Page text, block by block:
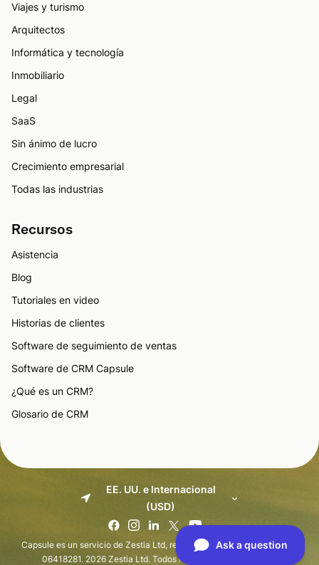
Viajes y turismo
Arquitectos
Informática y tecnología
Inmobiliario
Legal
SaaS
Sin ánimo de lucro
Crecimiento empresarial
Todas las industrias
Recursos
Asistencia
Blog
Tutoriales en video
Historias de clientes
Software de seguimiento de ventas
Software de CRM Capsule
¿Qué es un CRM?
Glosario de CRM
EE. UU. e Internacional
(USD)
Capsule es un servicio de Zestia Ltd, registrada en Inglaterra con el nº
06418281. 2026 Zestia Ltd. Todos los derechos reservados.